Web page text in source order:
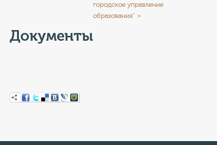
КОНТАКТЫ
ГЕРОИ Z
СЛУЖБА ПО КОНТРАКТУ
городское управление
образования"
Документы